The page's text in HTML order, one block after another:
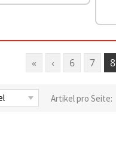
« ‹ 6 7 8
Artikel pro Seite: